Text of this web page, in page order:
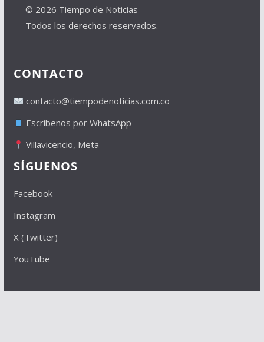
© 2026 Tiempo de Noticias
Todos los derechos reservados.
CONTACTO
contacto@tiempodenoticias.com.co
Escríbenos por WhatsApp
Villavicencio, Meta
SÍGUENOS
Facebook
Instagram
X (Twitter)
YouTube